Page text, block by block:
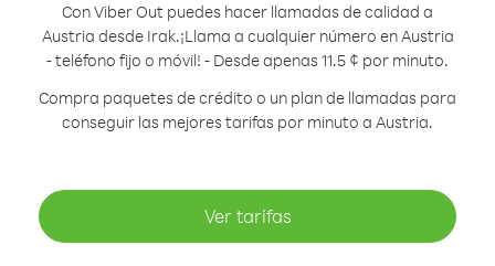
Con Viber Out puedes hacer llamadas de calidad a
Austria desde Irak.¡Llama a cualquier número en Austria
- teléfono fijo o móvil! - Desde apenas 11.5 ¢ por minuto.
Compra paquetes de crédito o un plan de llamadas para
conseguir las mejores tarifas por minuto a Austria.
Ver tarifas